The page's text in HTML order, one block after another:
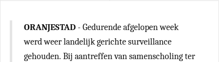
ORANJESTAD - Gedurende afgelopen week
werd weer landelijk gerichte surveillance
gehouden. Bij aantreffen van samenscholing ter